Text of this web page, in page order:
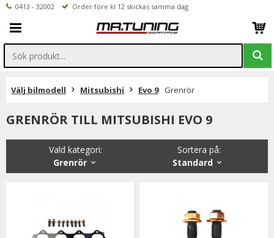
0413 - 32002 Order före kl 12 skickas samma dag
Välj bilmodell Mitsubishi Evo 9 Grenrör
GRENRÖR TILL MITSUBISHI EVO 9
Sortera på:
Standard
Vald kategori:
Grenrör